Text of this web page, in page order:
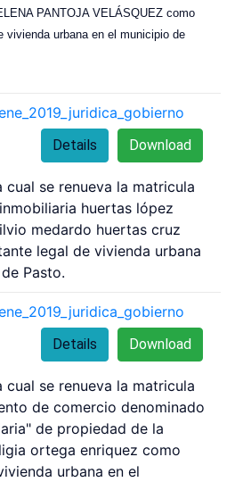
PANTOJA VELÁSQUEZ como
vivienda urbana en el municipio de
Download
Details
cual se renueva la matricula
huertas lópez
medardo huertas cruz
legal de vivienda urbana
Pasto.
Download
Details
cual se renueva la matricula
de comercio denominado
de propiedad de la
ortega enriquez como
urbana en el